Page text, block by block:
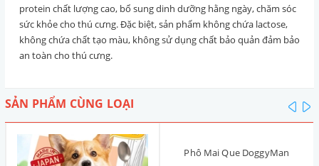
protein chất lượng cao, bổ sung dinh dưỡng hằng ngày, chăm sóc
sức khỏe cho thú cưng. Đặc biệt, sản phẩm không chứa lactose,
không chứa chất tạo màu, không sử dụng chất bảo quản đảm bảo
an toàn cho thú cưng.
SẢN PHẨM CÙNG LOẠI
Phô Mai Que DoggyMan